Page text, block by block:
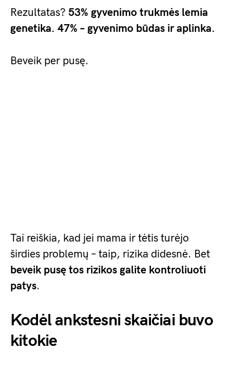
Rezultatas? 53% gyvenimo trukmės lemia
genetika. 47% – gyvenimo būdas ir aplinka.
Beveik per pusę.
Tai reiškia, kad jei mama ir tėtis turėjo
širdies problemų – taip, rizika didesnė. Bet
beveik pusę tos rizikos galite kontroliuoti
patys.
Kodėl ankstesni skaičiai buvo
kitokie